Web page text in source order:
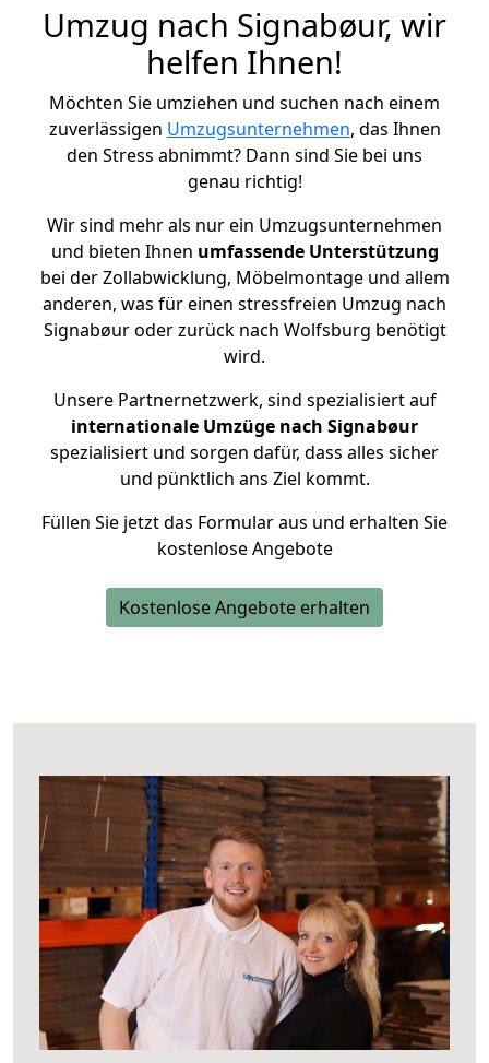
Umzug nach Signabøur, wir
helfen Ihnen!
Möchten Sie umziehen und suchen nach einem
zuverlässigen Umzugsunternehmen, das Ihnen
den Stress abnimmt? Dann sind Sie bei uns
genau richtig!
Wir sind mehr als nur ein Umzugsunternehmen
und bieten Ihnen umfassende Unterstützung
bei der Zollabwicklung, Möbelmontage und allem
anderen, was für einen stressfreien Umzug nach
Signabøur oder zurück nach Wolfsburg benötigt
wird.
Unsere Partnernetzwerk, sind spezialisiert auf
internationale Umzüge nach Signabøur
spezialisiert und sorgen dafür, dass alles sicher
und pünktlich ans Ziel kommt.
Füllen Sie jetzt das Formular aus und erhalten Sie
kostenlose Angebote
Kostenlose Angebote erhalten